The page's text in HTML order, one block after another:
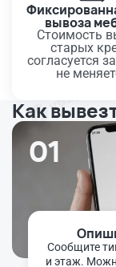
вывоза
Стоимость
старых
согласуется
не
Как
01
Сообщите
и этаж.